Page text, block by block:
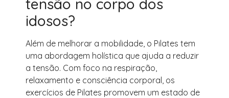
tensão no corpo dos
idosos?
Além de melhorar a mobilidade, o Pilates tem
uma abordagem holística que ajuda a reduzir
a tensão. Com foco na respiração,
relaxamento e consciência corporal, os
exercícios de Pilates promovem um estado de